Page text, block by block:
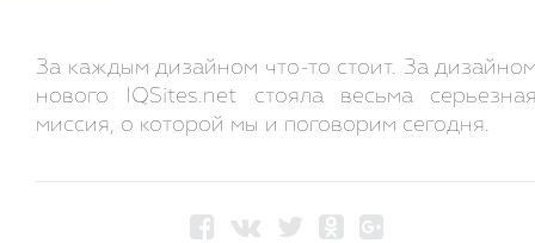
За каждым дизайном что-то стоит. За
нового IQSites.net стояла весьма
миссия, о которой мы и поговорим сегодня.